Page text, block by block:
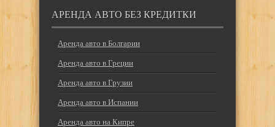
АРЕНДА АВТО БЕЗ КРЕДИТКИ
Аренда авто в Болгарии
Аренда авто в Греции
Аренда авто в Грузии
Аренда авто в Испании
Аренда авто на Кипре